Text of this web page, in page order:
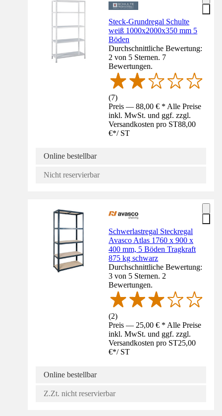
Steck-Grundregal Schulte
weiß 1000x2000x350 mm 5
Böden
Durchschnittliche Bewertung:
2 von 5 Sternen. 7
Bewertungen.
(7)
Preis — 88,00 € * Alle Preise
inkl. MwSt. und ggf. zzgl.
Versandkosten pro ST88,00
€*/ ST
Online bestellbar
Nicht reservierbar
Schwerlastregal Steckregal
Avasco Atlas 1760 x 900 x
400 mm, 5 Böden Tragkraft
875 kg schwarz
Durchschnittliche Bewertung:
3 von 5 Sternen. 2
Bewertungen.
(2)
Preis — 25,00 € * Alle Preise
inkl. MwSt. und ggf. zzgl.
Versandkosten pro ST25,00
€*/ ST
Online bestellbar
Z.Zt. nicht reservierbar